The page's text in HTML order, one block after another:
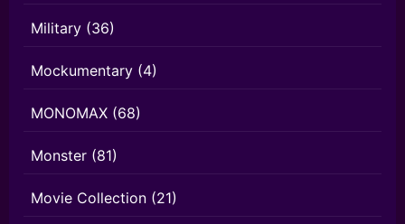
Military (36)
Mockumentary (4)
MONOMAX (68)
Monster (81)
Movie Collection (21)